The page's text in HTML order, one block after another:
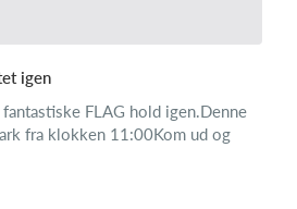
igen
FLAG hold igen.Denne
fra klokken 11:00Kom ud og